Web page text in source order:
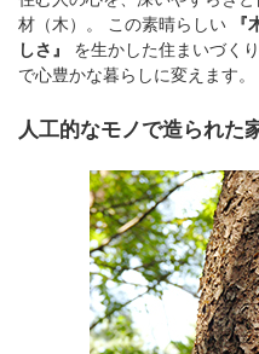
材（木）。 この素晴らしい
しさ』
を生かした住まいづく
で心豊かな暮らしに変えます。
人工的なモノで造られた